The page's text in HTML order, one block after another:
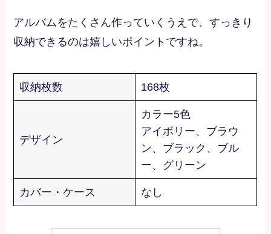
アルバムをたくさん作っていくうえで、すっきり
収納できるのは嬉しいポイントですね。
収納枚数 168枚
デザイン
カラー5色
アイボリー、ブラウ
ン、ブラック、ブル
ー、グリーン
カバー・ケース なし